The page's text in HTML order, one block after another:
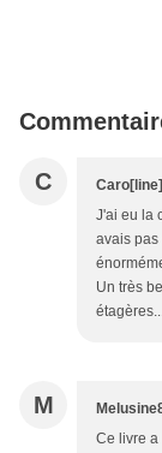
C Caro[line]
J'ai eu la
avais pas
Un très
M
Ce livre a